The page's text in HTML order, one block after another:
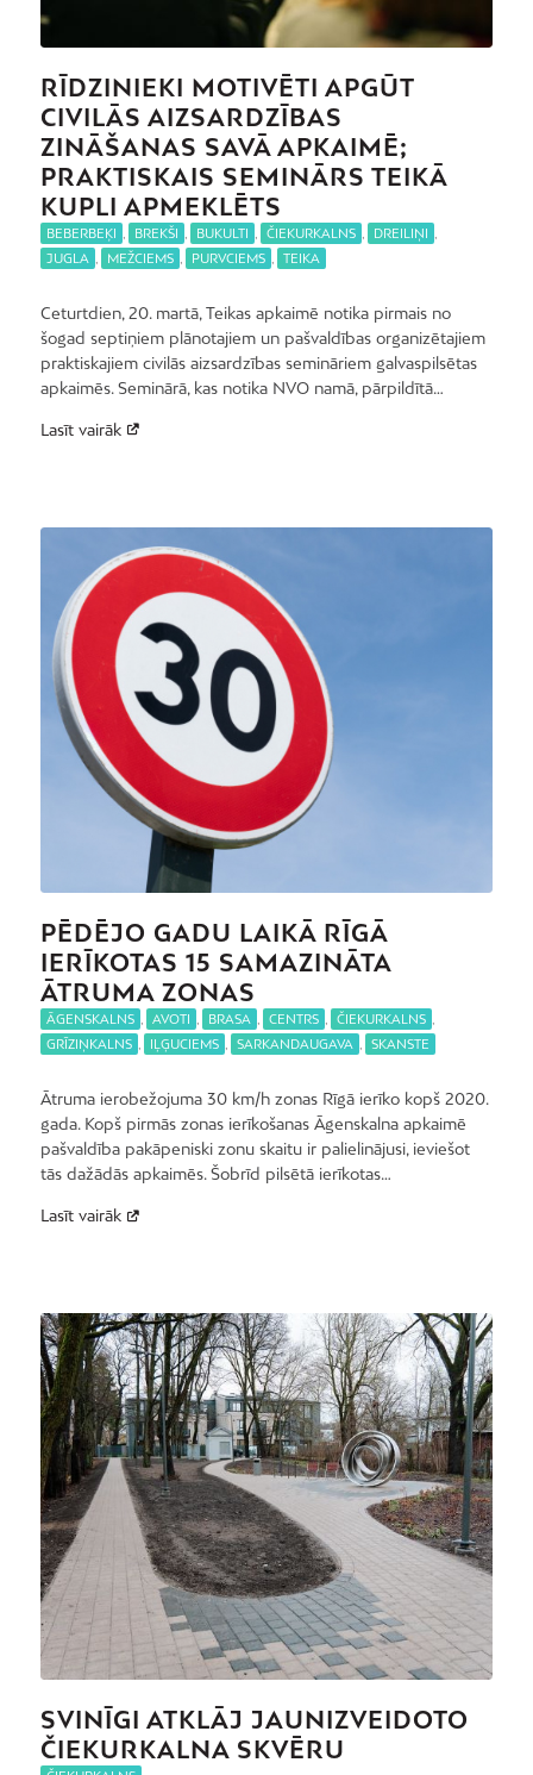
RĪDZINIEKI MOTIVĒTI APGŪT
CIVILĀS AIZSARDZĪBAS
ZINĀŠANAS SAVĀ APKAIMĒ;
PRAKTISKAIS SEMINĀRS TEIKĀ
KUPLI APMEKLĒTS
BEBERBEĶI BREKŠI BUKULTI ČIEKURKALNS DREILIŅI
JUGLA
MEŽCIEMS PURVCIEMS TEIKA
Ceturtdien, 20. martā, Teikas apkaimē notika pirmais no
šogad septiņiem plānotajiem un pašvaldības organizētajiem
praktiskajiem civilās aizsardzības semināriem galvaspilsētas
apkaimēs. Seminārā, kas notika NVO namā, pārpildītā…
Lasīt vairāk
PĒDĒJO GADU LAIKĀ RĪGĀ
IERĪKOTAS 15 SAMAZINĀTA
ĀTRUMA ZONAS
ĀGENSKALNS AVOTI BRASA CENTRS ČIEKURKALNS
GRĪZIŅKALNS
IĻĢUCIEMS SARKANDAUGAVA SKANSTE
Ātruma ierobežojuma 30 km/h zonas Rīgā ierīko kopš 2020.
gada. Kopš pirmās zonas ierīkošanas Āgenskalna apkaimē
pašvaldība pakāpeniski zonu skaitu ir palielinājusi, ieviešot
tās dažādās apkaimēs. Šobrīd pilsētā ierīkotas…
Lasīt vairāk
SVINĪGI ATKLĀJ JAUNIZVEIDOTO
ČIEKURKALNA SKVĒRU